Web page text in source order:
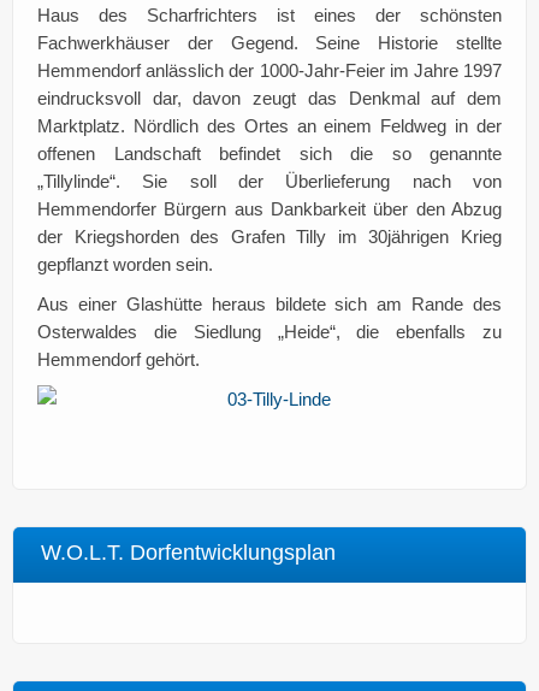
Haus des Scharfrichters ist eines der schönsten
Fachwerkhäuser der Gegend. Seine Historie stellte
Hemmendorf anlässlich der 1000-Jahr-Feier im Jahre 1997
eindrucksvoll dar, davon zeugt das Denkmal auf dem
Marktplatz. Nördlich des Ortes an einem Feldweg in der
offenen Landschaft befindet sich die so genannte
„Tillylinde“. Sie soll der Überlieferung nach von
Hemmendorfer Bürgern aus Dankbarkeit über den Abzug
der Kriegshorden des Grafen Tilly im 30jährigen Krieg
gepflanzt worden sein.
Aus einer Glashütte heraus bildete sich am Rande des
Osterwaldes die Siedlung „Heide“, die ebenfalls zu
Hemmendorf gehört.
W.O.L.T. Dorfentwicklungsplan